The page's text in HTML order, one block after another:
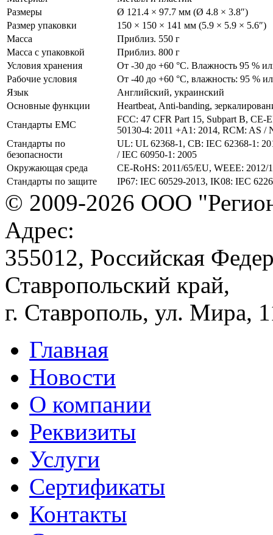
Размеры
Ø 121.4 × 97.7 мм (Ø 4.8 × 3.8″)
Размер упаковки
150 × 150 × 141 мм (5.9 × 5.9 × 5.6″)
Масса
Приблиз. 550 г
Масса с упаковкой
Приблиз. 800 г
Условия хранения
От -30 до +60 °C. Влажность 95 %
Рабочие условия
От -40 до +60 °C, влажность: 95 %
Язык
Английский, украинский
Основные функции
Heartbeat, Anti-banding,
Стандарты EMC
FCC: 47 CFR Part 15, Subpart B,
50130-4: 2011 +A1: 2014, RCM: AS /
Стандарты по
безопасности
UL: UL 62368-1, CB: IEC 62368-1:
/ IEC 60950-1: 2005
Окружающая среда
CE-RoHS: 2011/65/EU, WEEE: 2012/
Стандарты по защите
IP67: IEC 60529-2013, IK08: IEC
© 2009-2026 ООО
Адрес:
355012, Российская
Ставропольский край,
г. Ставрополь, ул. Мира,
Главная
Новости
О компании
Реквизиты
Услуги
Сертификаты
Контакты